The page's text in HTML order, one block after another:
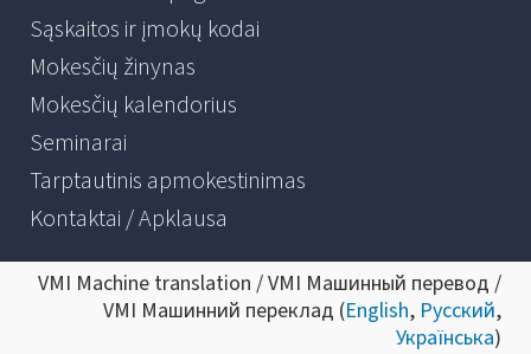
Sąskaitos ir įmokų kodai
Mokesčių žinynas
Mokesčių kalendorius
Seminarai
Tarptautinis apmokestinimas
Kontaktai / Apklausa
VMI Machine translation / VMI Машинный перевод /
VMI Машинний переклад (English, Русский,
Українська)